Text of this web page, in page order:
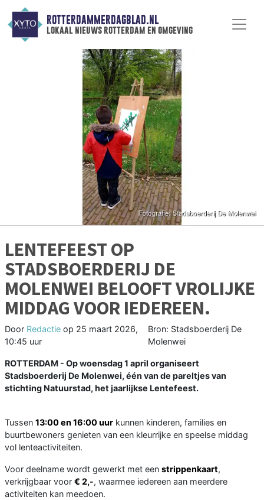
ROTTERDAMMERDAGBLAD.NL
lokaal nieuws rotterdam en omgeving
LENTEFEEST OP
STADSBOERDERIJ DE
MOLENWEI BELOOFT VROLIJKE
MIDDAG VOOR IEDEREEN.
Door Redactie op 25 maart 2026,
10:45 uur
Bron: Stadsboerderij De
Molenwei
ROTTERDAM - Op woensdag 1 april organiseert
Stadsboerderij De Molenwei, één van de pareltjes van
stichting Natuurstad, het jaarlijkse Lentefeest.
Tussen 13:00 en 16:00 uur kunnen kinderen, families en
buurtbewoners genieten van een kleurrijke en speelse middag
vol lenteactiviteiten.
Voor deelname wordt gewerkt met een strippenkaart,
verkrijgbaar voor € 2,-, waarmee iedereen aan meerdere
activiteiten kan meedoen.